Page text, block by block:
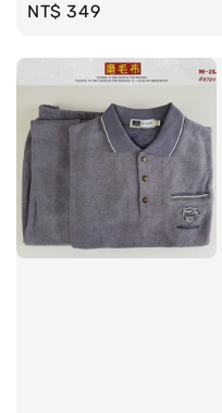
Regular
NT$ 349